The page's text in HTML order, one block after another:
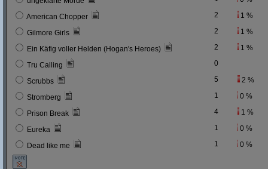
American Chopper 2 1 %
Gilmore Girls 2 1 %
Ein Käfig voller Helden (Hogan's Heroes) 2 1 %
Tru Calling 0
Scrubbs 5 2 %
Stromberg 1 0 %
Prison Break 4 1 %
Eureka 1 0 %
Dead like me 1 0 %